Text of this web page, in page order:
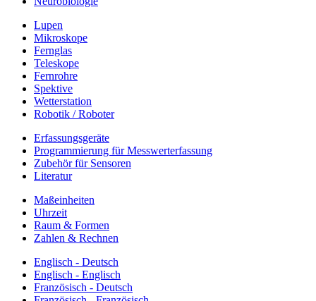
Lupen
Mikroskope
Fernglas
Teleskope
Fernrohre
Spektive
Wetterstation
Robotik / Roboter
Erfassungsgeräte
Programmierung für Messwerterfassung
Zubehör für Sensoren
Literatur
Maßeinheiten
Uhrzeit
Raum & Formen
Zahlen & Rechnen
Englisch - Deutsch
Englisch - Englisch
Französisch - Deutsch